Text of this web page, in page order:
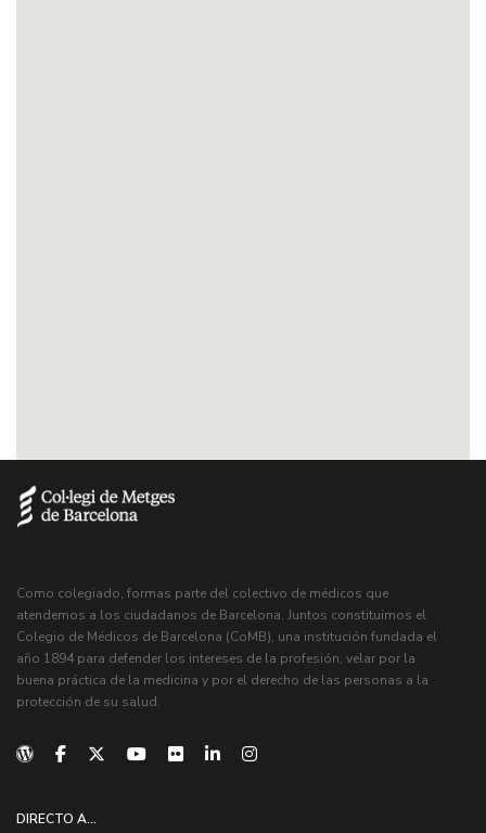
Como colegiado, formas parte del colectivo de médicos que
atendemos a los ciudadanos de Barcelona. Juntos constituimos el
Colegio de Médicos de Barcelona (CoMB), una institución fundada el
año 1894 para defender los intereses de la profesión, velar por la
buena práctica de la medicina y por el derecho de las personas a la
protección de su salud.
DIRECTO A...